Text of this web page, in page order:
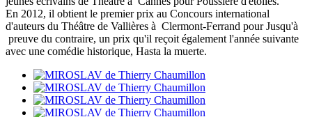
En 2012, il obtient le premier prix au Concours international
d'auteurs du Théâtre de Vallières à Clermont-Ferrand pour Jusqu'à
preuve du contraire, un prix qu'il reçoit également l'année suivante
avec une comédie historique, Hasta la muerte.